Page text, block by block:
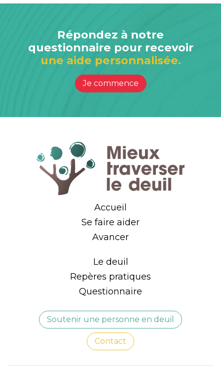
Répondez à notre
questionnaire pour recevoir
une aide personnalisée.
Je commence
Accueil
Se faire aider
Avancer
Le deuil
Repères pratiques
Questionnaire
Soutenir une personne en deuil
Contact